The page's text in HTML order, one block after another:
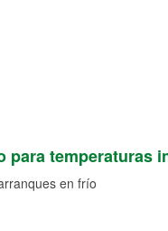
para temperaturas
en frío